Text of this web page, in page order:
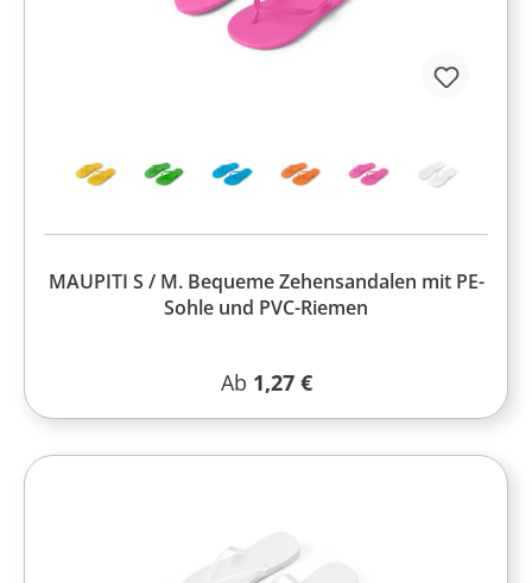
MAUPITI S / M. Bequeme Zehensandalen mit PE-
Sohle und PVC-Riemen
Regulärer Preis:
Ab 1,27 €